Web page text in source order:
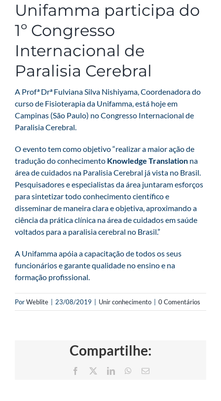
Unifamma participa do
1º Congresso
Internacional de
Paralisia Cerebral
A Profª Drª Fulviana Silva Nishiyama, Coordenadora do
curso de Fisioterapia da Unifamma, está hoje em
Campinas (São Paulo) no Congresso Internacional de
Paralisia Cerebral.
O evento tem como objetivo “realizar a maior ação de
tradução do conhecimento Knowledge Translation na
área de cuidados na Paralisia Cerebral já vista no Brasil.
Pesquisadores e especialistas da área juntaram esforços
para sintetizar todo conhecimento científico e
disseminar de maneira clara e objetiva, aproximando a
ciência da prática clínica na área de cuidados em saúde
voltados para a paralisia cerebral no Brasil.”
A Unifamma apóia a capacitação de todos os seus
funcionários e garante qualidade no ensino e na
formação profissional.
PorWeblite 23/08/2019 Unir conhecimento 0 Comentários
Compartilhe:
Facebook LinkedInWhatsApp
E-